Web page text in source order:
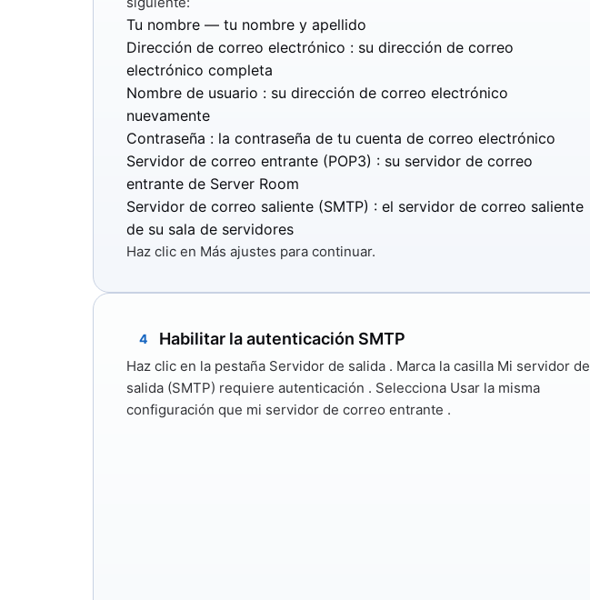
Tu nombre — tu nombre y apellido
Dirección de correo electrónico : su dirección de correo
electrónico completa
Nombre de usuario : su dirección de correo electrónico
nuevamente
Contraseña : la contraseña de tu cuenta de correo electrónico
Servidor de correo entrante (POP3) : su servidor de correo
entrante de Server Room
Servidor de correo saliente (SMTP) : el servidor de correo saliente
de su sala de servidores
Haz clic en Más ajustes para continuar.
4 Habilitar la autenticación SMTP
Haz clic en la pestaña Servidor de salida . Marca la casilla Mi servidor de
salida (SMTP) requiere autenticación . Selecciona Usar la misma
configuración que mi servidor de correo entrante .